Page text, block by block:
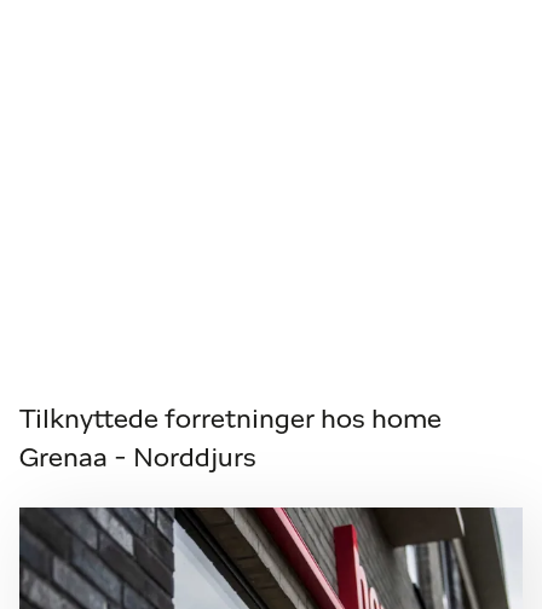
Tilknyttede forretninger hos home
Grenaa - Norddjurs